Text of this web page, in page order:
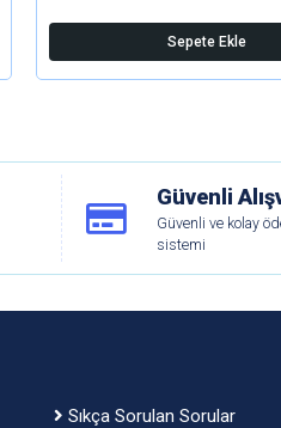
Sepete Ekle
Güvenli
Güvenli ve kolay
sistemi
Sıkça Sorulan Sorular